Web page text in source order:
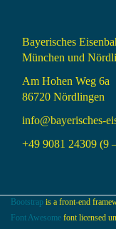
Bayerisches
München und
Am Hohen Weg 6a
86720 Nördlingen
info@bayerisches-
+49 9081 24309 (9
Bootstrap is a front-end
Font Awesome font licensed